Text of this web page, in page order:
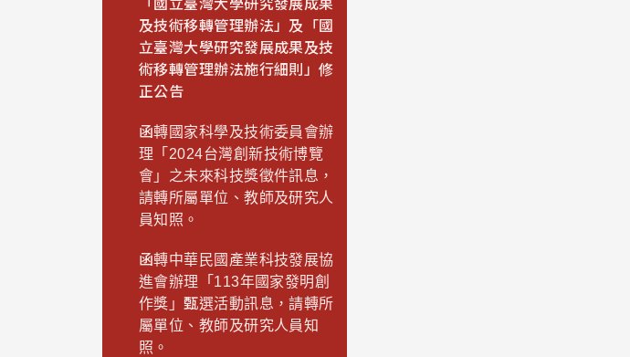
「國立臺灣大學研究發展成果
及技術移轉管理辦法」及「國
立臺灣大學研究發展成果及技
術移轉管理辦法施行細則」修
正公告
函轉國家科學及技術委員會辦
理「2024台灣創新技術博覽
會」之未來科技獎徵件訊息，
請轉所屬單位、教師及研究人
員知照。
函轉中華民國產業科技發展協
進會辦理「113年國家發明創
作獎」甄選活動訊息，請轉所
屬單位、教師及研究人員知
照。